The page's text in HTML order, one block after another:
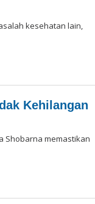
kesehatan lain,
Kehilangan
Shobarna memastikan